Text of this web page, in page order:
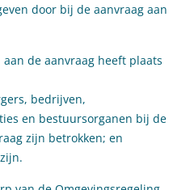
door bij de aanvraag aan
de aanvraag heeft plaats
bedrijven,
en bestuursorganen bij de
zijn betrokken; en